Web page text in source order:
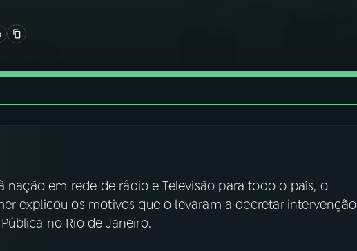
nação em rede de rádio e Televisão para todo o país, o
explicou os motivos que o levaram a decretar intervenção
no Rio de Janeiro.